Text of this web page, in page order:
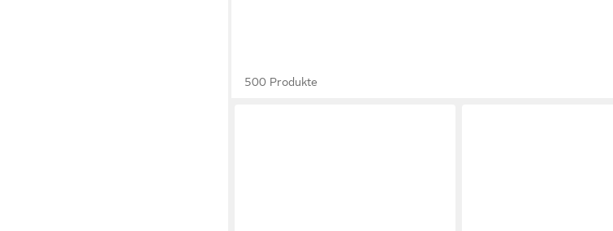
500 Produkte